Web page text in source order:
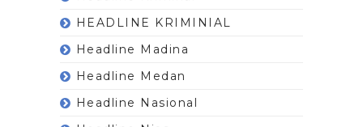
HEADLINE KRIMINIAL
Headline Madina
Headline Medan
Headline Nasional